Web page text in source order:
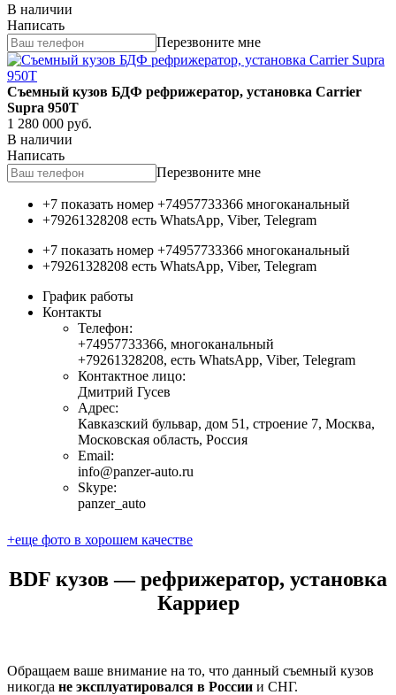
В наличии
Написать
Перезвоните мне
Съемный кузов БДФ рефрижератор, установка Carrier
Supra 950T
1 280 000 руб.
В наличии
Написать
Перезвоните мне
+7 показать номер +74957733366 многоканальный
+79261328208 есть WhatsApp, Viber, Telegram
+7 показать номер +74957733366 многоканальный
+79261328208 есть WhatsApp, Viber, Telegram
График работы
Контакты
Телефон:
+74957733366, многоканальный
+79261328208, есть WhatsApp, Viber, Telegram
Контактное лицо:
Дмитрий Гусев
Адрес:
Кавказский бульвар, дом 51, строение 7, Москва,
Московская область, Россия
Email:
info@panzer-auto.ru
Skype:
panzer_auto
+еще фото в хорошем качестве
BDF кузов ― рефрижератор, установка
Карриер
Обращаем ваше внимание на то, что данный съемный кузов
никогда не эксплуатировался в России и СНГ.